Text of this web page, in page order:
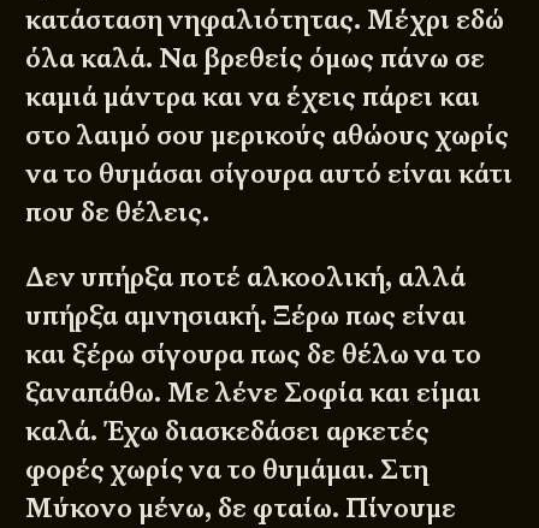
κατάσταση νηφαλιότητας. Μέχρι εδώ
όλα καλά. Να βρεθείς όμως πάνω σε
καμιά μάντρα και να έχεις πάρει και
στο λαιμό σου μερικούς αθώους χωρίς
να το θυμάσαι σίγουρα αυτό είναι κάτι
που δε θέλεις.
Δεν υπήρξα ποτέ αλκοολική, αλλά
υπήρξα αμνησιακή. Ξέρω πως είναι
και ξέρω σίγουρα πως δε θέλω να το
ξαναπάθω. Με λένε Σοφία και είμαι
καλά. Έχω διασκεδάσει αρκετές
φορές χωρίς να το θυμάμαι. Στη
Μύκονο μένω, δε φταίω. Πίνουμε